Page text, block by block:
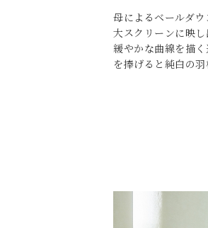
母によるベールダ
大スクリーンに映し
緩やかな曲線を描
を捧げると純白の